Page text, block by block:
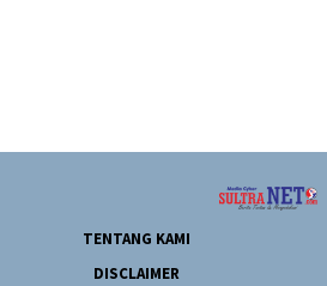
TENTANG KAMI
DISCLAIMER